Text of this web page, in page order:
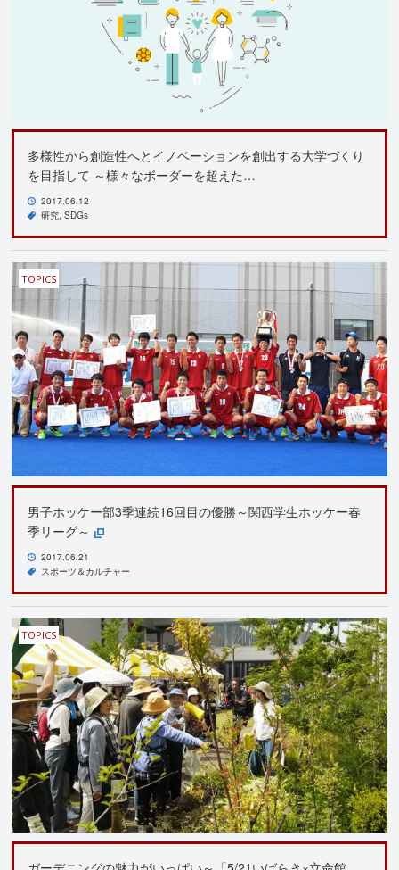
多様性から創造性へとイノベーションを創出する大学づくり
を目指して ～様々なボーダーを超えた…
2017.06.12
研究 SDGs
TOPICS
男子ホッケー部3季連続16回目の優勝～関西学生ホッケー春
季リーグ～
2017.06.21
スポーツ＆カルチャー
TOPICS